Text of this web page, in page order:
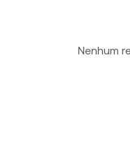
Nenhum